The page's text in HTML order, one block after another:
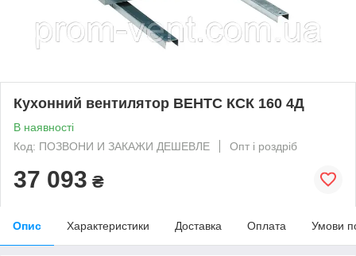
Кухонний вентилятор ВЕНТС КСК 160 4Д
В наявності
Код: ПОЗВОНИ И ЗАКАЖИ ДЕШЕВЛЕ
Опт і роздріб
37 093 ₴
Опис Характеристики Доставка Оплата Умови